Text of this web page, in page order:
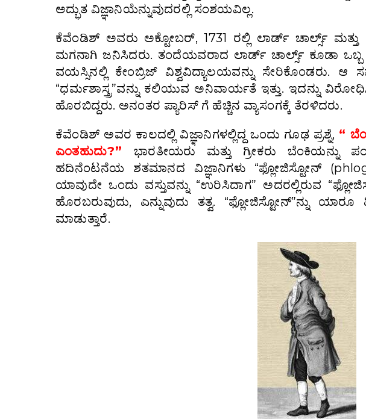
ಅದ್ಭುತ ವಿಜ್ಞಾನಿಯೆನ್ನುವುದರಲ್ಲಿ ಸಂಶಯವಿಲ್ಲ.
ಕೆವೆಂಡಿಶ್ ಅವರು ಅಕ್ಟೋಬರ್, 1731 ರಲ್ಲಿ ಲಾರ್ಡ್ ಚಾರ್ಲ್ಸ್
ಮಗನಾಗಿ ಜನಿಸಿದರು. ತಂದೆಯವರಾದ ಲಾರ್ಡ್ ಚಾರ್ಲ್ಸ್ ಕೂಡಾ ಒಬ್ಬ
ವಯಸ್ಸಿನಲ್ಲಿ ಕೇಂಬ್ರಿಜ್ ವಿಶ್ವವಿದ್ಯಾಲಯವನ್ನು
“ಧರ್ಮಶಾಸ್ತ್ರ”ವನ್ನು ಕಲಿಯುವ ಅನಿವಾರ್ಯತೆ ಇತ್ತು. ಇದನ್ನು
ಹೊರಬಿದ್ದರು. ಅನಂತರ ಪ್ಯಾರಿಸ್ ಗೆ ಹೆಚ್ಚಿನ ವ್ಯಾಸಂಗಕ್ಕೆ ತೆರಳಿದರು.
ಕೆವೆಂಡಿಶ್ ಅವರ ಕಾಲದಲ್ಲಿ ವಿಜ್ಞಾನಿಗಳಲ್ಲಿದ್ದ ಒಂದು ಗೂಢ ಪ್ರಶ್ನೆ, “
ಎಂತಹುದು?”
ಭಾರತೀಯರು ಮತ್ತು ಗ್ರೀಕರು ಬೆಂಕಿಯನ್ನು
ಹದಿನೆಂಟನೆಯ ಶತಮಾನದ ವಿಜ್ಞಾನಿಗಳು “ಫ್ಲೋಜಿಸ್ಟೋನ್
ಯಾವುದೇ ಒಂದು ವಸ್ತುವನ್ನು “ಉರಿಸಿದಾಗ” ಅದರಲ್ಲಿರುವ
ಹೊರಬರುವುದು, ಎನ್ನುವುದು ತತ್ವ. “ಫ್ಲೋಜಿಸ್ಟೋನ್”ನ್ನು
ಮಾಡುತ್ತಾರೆ.